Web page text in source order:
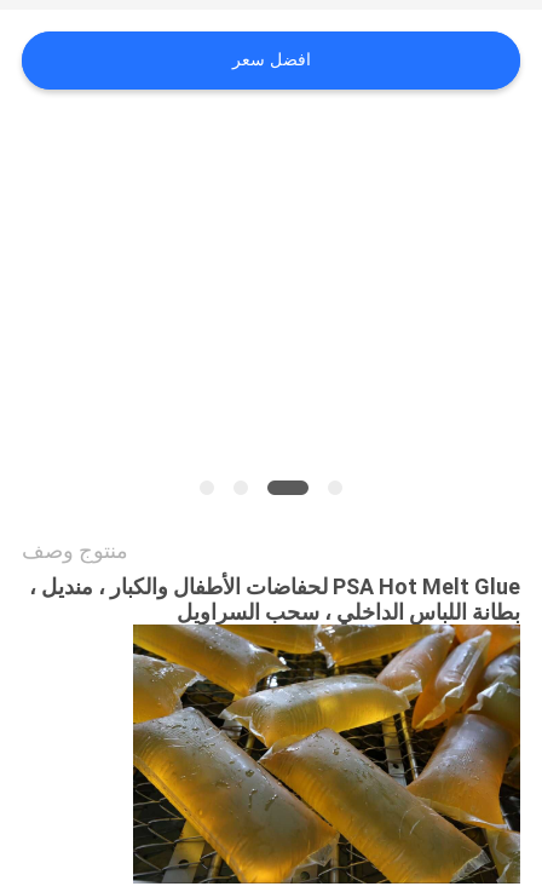
أسعار
افضل سعر
منتوج وصف
PSA Hot Melt Glue لحفاضات الأطفال والكبار ، منديل ،
بطانة اللباس الداخلي ، سحب السراويل